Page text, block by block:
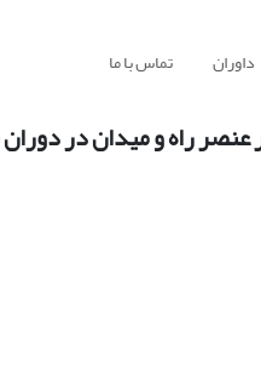
داوران تماس با ما
راه و میدان در